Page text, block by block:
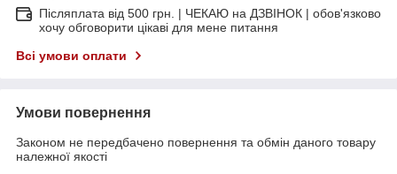
Післяплата від 500 грн. | ЧЕКАЮ на ДЗВІНОК | обов'язково
хочу обговорити цікаві для мене питання
Всі умови оплати
Умови повернення
Законом не передбачено повернення та обмін даного товару
належної якості